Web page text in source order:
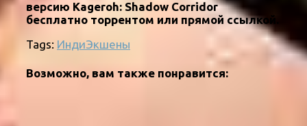
версию Kageroh: Shadow Corridor
бесплатно торрентом или прямой ссылкой.
Tags: ИндиЭкшены
Возможно, вам также понравится: